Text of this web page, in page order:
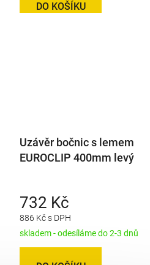
DO KOŠÍKU
Uzávěr bočnic s lemem
EUROCLIP 400mm levý
886 Kč s DPH
732 Kč
skladem - odesíláme do 2-3 dnů